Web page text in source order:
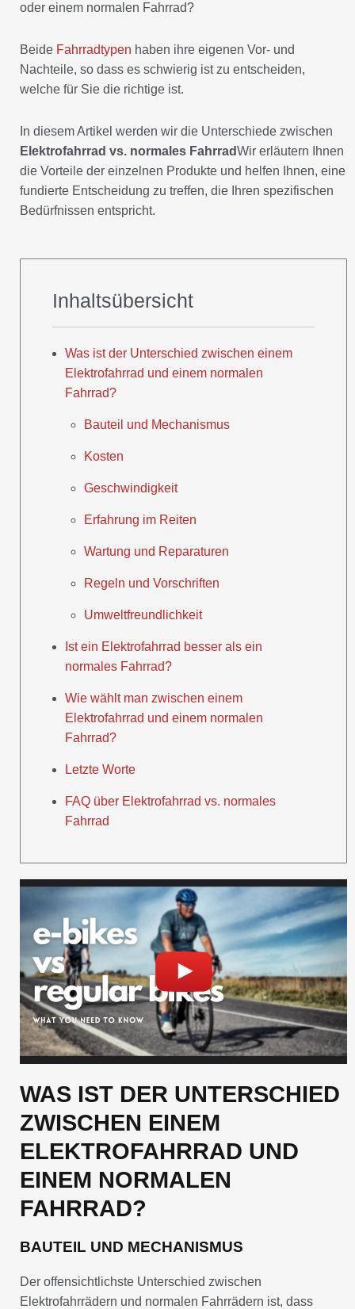
oder einem normalen Fahrrad?
Beide Fahrradtypen haben ihre eigenen Vor- und
Nachteile, so dass es schwierig ist zu entscheiden,
welche für Sie die richtige ist.
In diesem Artikel werden wir die Unterschiede zwischen
Elektrofahrrad vs. normales FahrradWir erläutern Ihnen
die Vorteile der einzelnen Produkte und helfen Ihnen, eine
fundierte Entscheidung zu treffen, die Ihren spezifischen
Bedürfnissen entspricht.
Inhaltsübersicht
Was ist der Unterschied zwischen einem
Elektrofahrrad und einem normalen
Fahrrad?
Bauteil und Mechanismus
Kosten
Geschwindigkeit
Erfahrung im Reiten
Wartung und Reparaturen
Regeln und Vorschriften
Umweltfreundlichkeit
Ist ein Elektrofahrrad besser als ein
normales Fahrrad?
Wie wählt man zwischen einem
Elektrofahrrad und einem normalen
Fahrrad?
Letzte Worte
FAQ über Elektrofahrrad vs. normales
Fahrrad
WAS IST DER UNTERSCHIED
ZWISCHEN EINEM
ELEKTROFAHRRAD UND
EINEM NORMALEN
FAHRRAD?
BAUTEIL UND MECHANISMUS
Der offensichtlichste Unterschied zwischen
Elektrofahrrädern und normalen Fahrrädern ist, dass